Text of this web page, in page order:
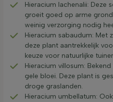
Hieracium lachenalii: Deze
groeit goed op arme
weinig verzorging nodig
Hieracium sabaudum: Met
deze plant aantrekkelijk
keuze voor natuurlijke
Hieracium villosum:
gele bloei. Deze plant is
droge graslanden.
Hieracium umbellatum: